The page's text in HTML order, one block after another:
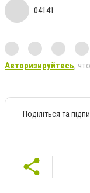
04141
Авторизируйтесь,
Поділіться та